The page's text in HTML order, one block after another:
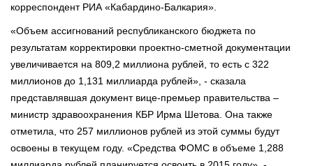
корреспондент РИА «Кабардино-Балкария».
«Объем ассигнований республиканского бюджета по
результатам корректировки проектно-сметной документации
увеличивается на 809,2 миллиона рублей, то есть с 322
миллионов до 1,131 миллиарда рублей», - сказала
представлявшая документ вице-премьер правительства –
министр здравоохранения КБР Ирма Шетова. Она также
отметила, что 257 миллионов рублей из этой суммы будут
освоены в текущем году. «Средства ФОМС в объеме 1,288